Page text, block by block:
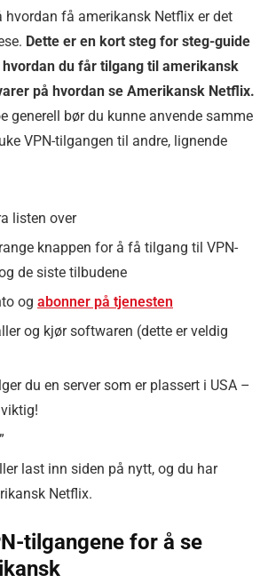
hvordan få amerikansk Netflix er det
Dette er en kort steg for steg-guide
du får tilgang til amerikansk
på hvordan se Amerikansk Netflix.
generell bør du kunne anvende samme
VPN-tilgangen til andre, lignende
listen over
knappen for å få tilgang til VPN-
de siste tilbudene
og abonner på tjenesten
og kjør softwaren (dette er veldig
du en server som er plassert i USA –
last inn siden på nytt, og du har
Netflix.
tilgangene for å se